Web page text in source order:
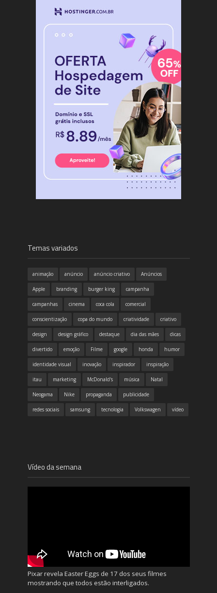
Temas variados
animação anúncio anúncio criativo Anúncios
Apple branding burger king campanha
campanhas cinema coca cola comercial
conscientização copa do mundo criatividade criativo
design design gráfico destaque dia das mães dicas
divertido emoção Filme google honda humor
identidade visual inovação inspirador inspiração
itau marketing McDonald's música Natal
Neogama Nike propaganda publicidade
redes sociais samsung tecnologia Volkswagen vídeo
Vídeo da semana
Pixar revela Easter Eggs de 17 dos seus filmes
mostrando que todos estão interligados.